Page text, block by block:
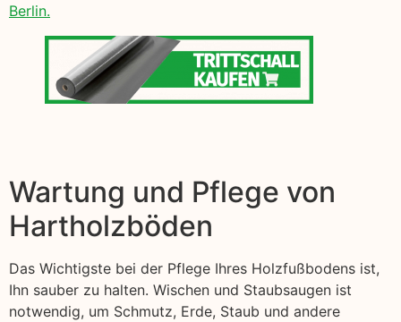
Berlin.
Wartung und Pflege von
Hartholzböden
Das Wichtigste bei der Pflege Ihres Holzfußbodens ist,
Ihn sauber zu halten. Wischen und Staubsaugen ist
notwendig, um Schmutz, Erde, Staub und andere